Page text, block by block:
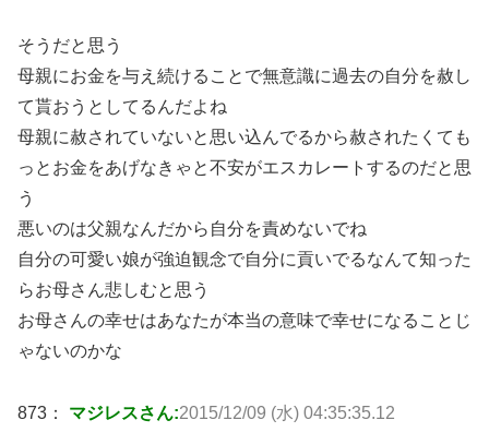
そうだと思う
母親にお金を与え続けることで無意識に過去の自分を赦し
て貰おうとしてるんだよね
母親に赦されていないと思い込んでるから赦されたくても
っとお金をあげなきゃと不安がエスカレートするのだと思
う
悪いのは父親なんだから自分を責めないでね
自分の可愛い娘が強迫観念で自分に貢いでるなんて知った
らお母さん悲しむと思う
お母さんの幸せはあなたが本当の意味で幸せになることじ
ゃないのかな
873： マジレスさん:2015/12/09 (水) 04:35:35.12